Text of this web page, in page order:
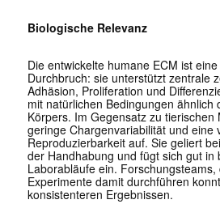
Biologische Relevanz
Die entwickelte humane ECM ist
Durchbruch: sie unterstützt zentrale
Adhäsion, Proliferation und
mit natürlichen Bedingungen ähnlich
Körpers. Im Gegensatz zu tierischen
geringe Chargenvariabilität und eine
Reproduzierbarkeit auf. Sie geliert
der Handhabung und fügt sich gut in
Laborabläufe ein.
Experimente damit durchführen
konsistenteren Ergebnissen.